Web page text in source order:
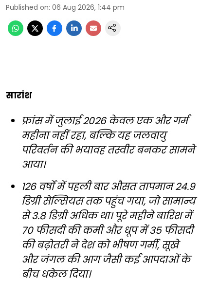
Published on: 06 Aug 2026, 1:44 pm
सारांश
फ्रांस में जुलाई 2026 केवल एक और गर्म
महीना नहीं रहा, बल्कि यह जलवायु
परिवर्तन की भयावह तस्वीर बनकर सामने
आया।
126 वर्षों में पहली बार औसत तापमान 24.9
डिग्री सेल्सियस तक पहुंच गया, जो सामान्य
से 3.8 डिग्री अधिक था। पूरे महीने बारिश में
70 फीसदी की कमी और धूप में 35 फीसदी
की बढ़ोतरी ने देश को भीषण गर्मी, सूखे
और जंगल की आग जैसी कई आपदाओं के
बीच धकेल दिया।